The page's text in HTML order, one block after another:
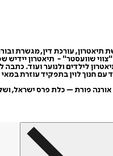
תיאטרון, עורכת דין, מגשרת
שוועסטר" - תיאטרון יידיש
לילדים ולנוער ועוד.
עם חנוך לוין בתפקיד עוזרת
פורת – כלת פרס ישראל,